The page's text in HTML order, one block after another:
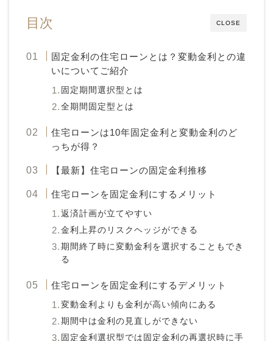
CLOSE
目次
固定金利の住宅ローンとは？変動金利との違
いについてご紹介
固定期間選択型とは
全期間固定型とは
住宅ローンは10年固定金利と変動金利のど
っちが得？
【最新】住宅ローンの固定金利推移
住宅ローンを固定金利にするメリット
返済計画が立てやすい
金利上昇のリスクヘッジができる
期間終了時に変動金利を選択することもでき
る
住宅ローンを固定金利にするデメリット
変動金利よりも金利が高い傾向にある
期間中は金利の見直しができない
固定金利選択型では固定金利の再選択時に手